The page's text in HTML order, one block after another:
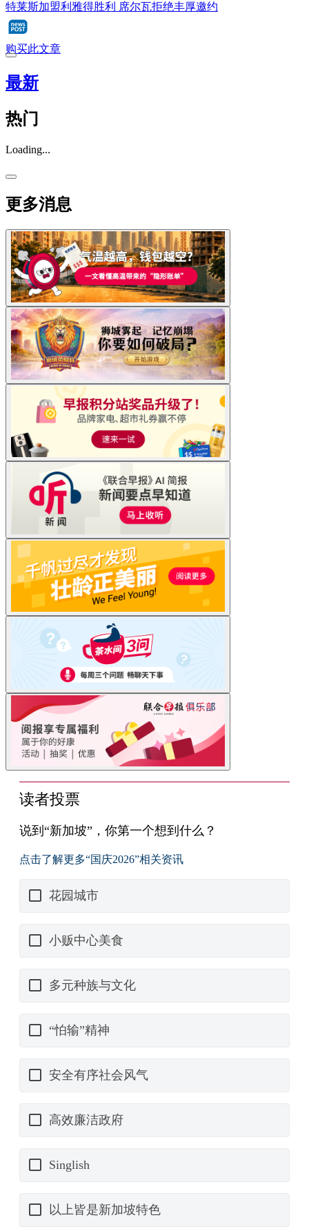
特莱斯加盟利雅得胜利 席尔瓦拒绝丰厚邀约
购买此文章
最新
热门
Loading...
更多消息